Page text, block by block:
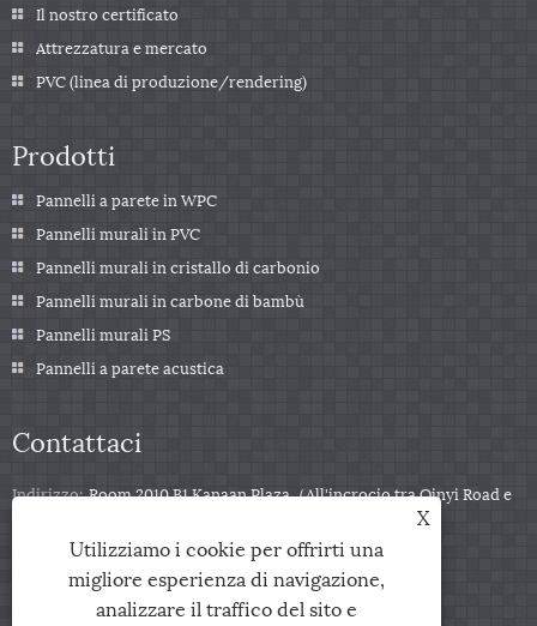
Il nostro certificato
Attrezzatura e mercato
PVC (linea di produzione/rendering)
Prodotti
Pannelli a parete in WPC
Pannelli murali in PVC
Pannelli murali in cristallo di carbonio
Pannelli murali in carbone di bambù
Pannelli murali PS
Pannelli a parete acustica
Contattaci
Indirizzo: Room 2010 B1 Kanaan Plaza（All'incrocio tra Qinyi Road e
+86-0573-85859222
info@zjarris.com
X
Utilizziamo i cookie per offrirti una
migliore esperienza di navigazione,
analizzare il traffico del sito e